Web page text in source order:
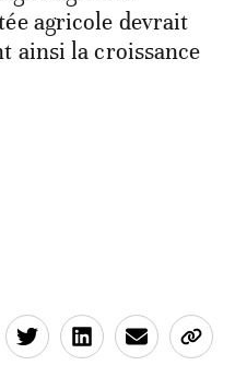
agricole devrait
ainsi la croissance